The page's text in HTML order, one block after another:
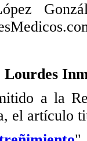
Lourdes
a la
el artículo